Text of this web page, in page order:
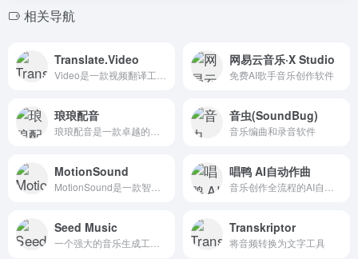
相关导航
Translate.Video 网易云音乐·X Studio
免费AI歌手音乐创作软件
琅琅配音 音虫(SoundBug)
音乐编曲和录音软件
MotionSound 唱鸭 AI自动作曲
Seed Music Transkriptor
将音频转换为文字工具